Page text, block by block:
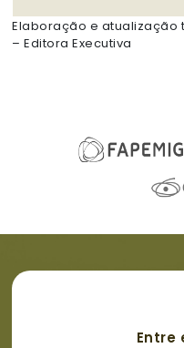
Elaboração e atualização
– Editora Executiva
Entre